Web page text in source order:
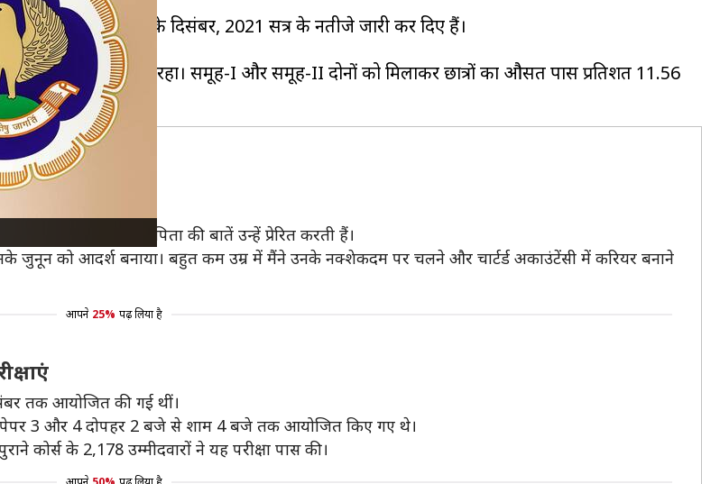
चार्टर्ड अकाउंटेंट इंटर के दिसंबर, 2021 सत्र के नतीजे जारी कर दिए हैं।
11.81 प्रतिशत रहा। समूह-I और समूह-II दोनों को मिलाकर छात्रों का औसत पास प्रतिशत 11.56
की बदौलत हैं और पिता की बातें उन्हें प्रेरित करती हैं।
जुनून को आदर्श बनाया। बहुत कम उम्र में मैंने उनके नक्शेकदम पर चलने और चार्टर्ड अकाउंटेंसी में करियर बनाने
आपने 25% पढ़ लिया है
तक आयोजित की गई थीं।
3 और 4 दोपहर 2 बजे से शाम 4 बजे तक आयोजित किए गए थे।
कोर्स के 2,178 उम्मीदवारों ने यह परीक्षा पास की।